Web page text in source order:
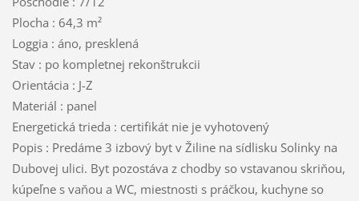
Plocha : 64,3 m²
Loggia : áno, presklená
Stav : po kompletnej rekonštrukcii
Orientácia : J-Z
Materiál : panel
Energetická trieda : certifikát nie je vyhotovený
Popis : Predáme 3 izbový byt v Žiline na sídlisku Solinky na
Dubovej ulici. Byt pozostáva z chodby so vstavanou skriňou,
kúpeľne s vaňou a WC, miestnosti s práčkou, kuchyne so